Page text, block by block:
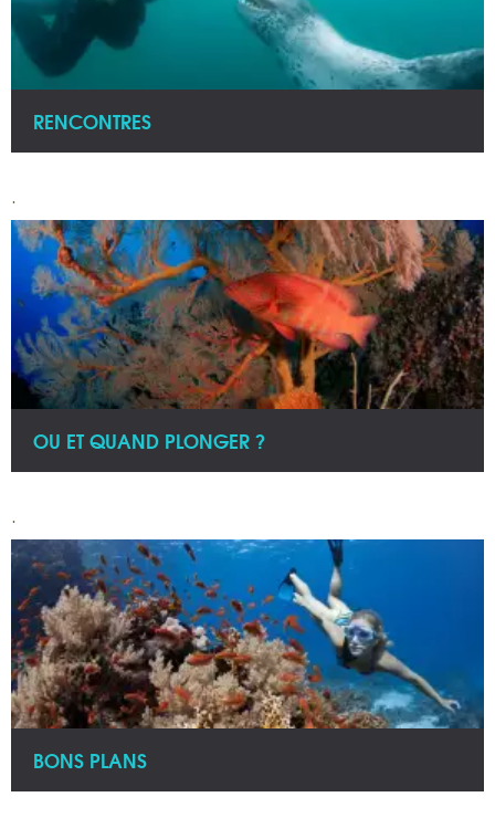
RENCONTRES
.
OU ET QUAND PLONGER ?
.
BONS PLANS